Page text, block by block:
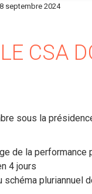
septembre 2024
CSA
sous la
de la performance
4 jours
schéma pluriannuel